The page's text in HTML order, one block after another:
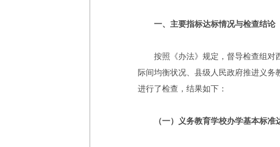
一、主要指标达标情况与检查结论
按照《办法》规定，督导检查组对
际间均衡状况、县级人民政府推进义
进行了检查，结果如下：
（一）义务教育学校办学基本标准